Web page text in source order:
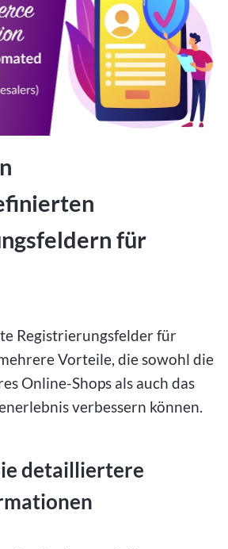
für
Registrierungsfelder für
Vorteile, die sowohl die
Online-Shops als auch das
verbessern können.
detailliertere